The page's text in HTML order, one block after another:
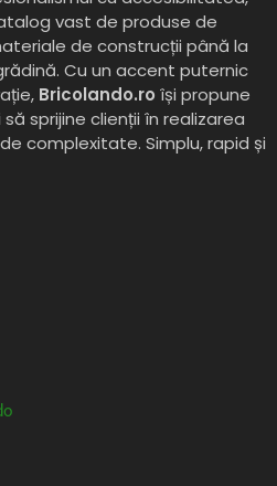
vast de produse de
de construcții până la
Cu un accent puternic
Bricolando.ro își propune
sprijine clienții în realizarea
complexitate. Simplu, rapid și